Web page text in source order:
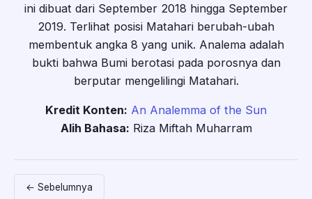
ini dibuat dari September 2018 hingga September
2019. Terlihat posisi Matahari berubah-ubah
membentuk angka 8 yang unik. Analema adalah
bukti bahwa Bumi berotasi pada porosnya dan
berputar mengelilingi Matahari.
Kredit Konten: An Analemma of the Sun
Alih Bahasa: Riza Miftah Muharram
← Sebelumnya